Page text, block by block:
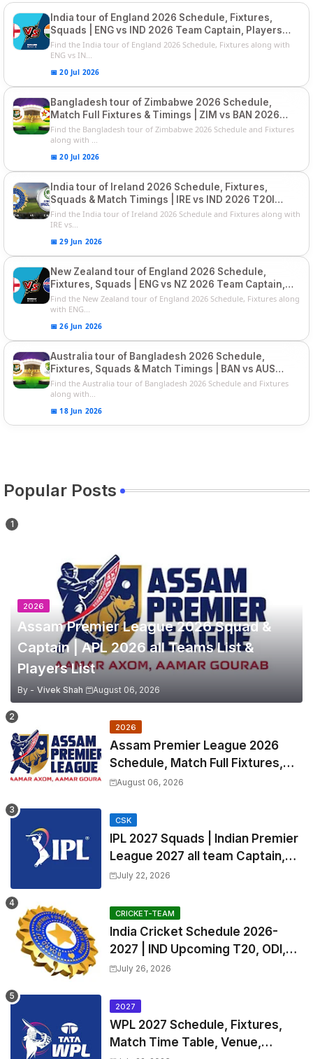
India tour of England 2026 Schedule, Fixtures,
Squads | ENG vs IND 2026 Team Captain, Players
List and Captain
Find the India tour of England 2026 Schedule, Fixtures along with
ENG vs IN...
📅 20 Jul 2026
Bangladesh tour of Zimbabwe 2026 Schedule,
Match Full Fixtures & Timings | ZIM vs BAN 2026
Squads
Find the Bangladesh tour of Zimbabwe 2026 Schedule and Fixtures
along with ...
📅 20 Jul 2026
India tour of Ireland 2026 Schedule, Fixtures,
Squads & Match Timings | IRE vs IND 2026 T20I
Series
Find the India tour of Ireland 2026 Schedule and Fixtures along with
IRE vs...
📅 29 Jun 2026
New Zealand tour of England 2026 Schedule,
Fixtures, Squads | ENG vs NZ 2026 Team Captain,
Players List
Find the New Zealand tour of England 2026 Schedule, Fixtures along
with ENG...
📅 26 Jun 2026
Australia tour of Bangladesh 2026 Schedule,
Fixtures, Squads & Match Timings | BAN vs AUS
2026
Find the Australia tour of Bangladesh 2026 Schedule and Fixtures
along with...
📅 18 Jun 2026
Popular Posts
2026
Assam Premier League 2026 Squad &
Captain | APL 2026 all Teams List &
Players List
By - Vivek Shah August 06, 2026
2026
Assam Premier League 2026
Schedule, Match Full Fixtures,
Venues | APL 2026 Match
August 06, 2026
CSK
IPL 2027 Squads | Indian Premier
League 2027 all team Captain,
Exchange & Trade Players List
July 22, 2026
CRICKET-TEAM
India Cricket Schedule 2026-
2027 | IND Upcoming T20, ODI,
Test Match Full Fixtures, Time
July 26, 2026
2027
WPL 2027 Schedule, Fixtures,
Match Time Table, Venue,